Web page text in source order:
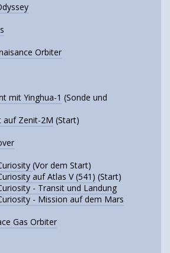
Orbiter
mit Yinghua-1 (Sonde und
auf Zenit-2M (Start)
(Vor dem Start)
auf Atlas V (541) (Start)
- Transit und Landung
- Mission auf dem Mars
Gas Orbiter